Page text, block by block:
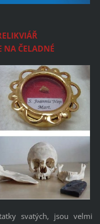
NA ČELADNÉ
svatých, jsou velmi